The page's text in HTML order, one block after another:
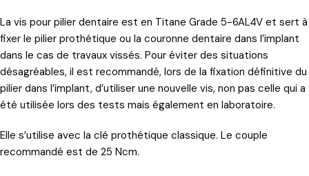
La vis pour pilier dentaire est en Titane Grade 5-6AL4V et sert à
fixer le pilier prothétique ou la couronne dentaire dans l’implant
dans le cas de travaux vissés. Pour éviter des situations
désagréables, il est recommandé, lors de la fixation définitive du
pilier dans l’implant, d’utiliser une nouvelle vis, non pas celle qui a
été utilisée lors des tests mais également en laboratoire.
Elle s’utilise avec la clé prothétique classique. Le couple
recommandé est de 25 Ncm.